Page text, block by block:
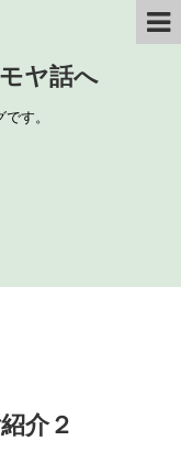
ヤ話へ
す。
介２